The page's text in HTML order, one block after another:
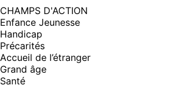
CHAMPS D'ACTION
Enfance Jeunesse
Handicap
Précarités
Accueil de l’étranger
Grand âge
Santé